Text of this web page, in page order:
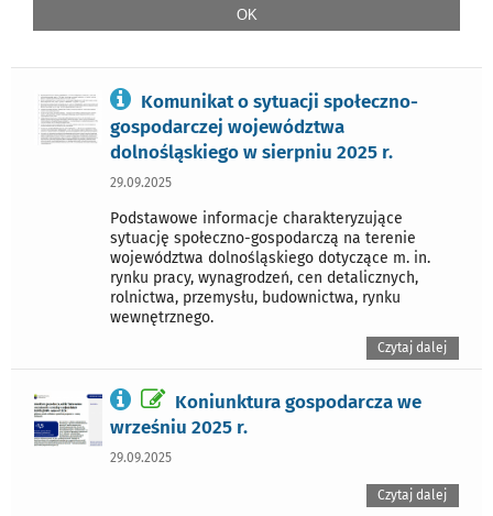
Komunikat o sytuacji społeczno-
gospodarczej województwa
dolnośląskiego w sierpniu 2025 r.
29.09.2025
Podstawowe informacje charakteryzujące
sytuację społeczno-gospodarczą na terenie
województwa dolnośląskiego dotyczące m. in.
rynku pracy, wynagrodzeń, cen detalicznych,
rolnictwa, przemysłu, budownictwa, rynku
wewnętrznego.
Czytaj dalej
Koniunktura gospodarcza we
wrześniu 2025 r.
29.09.2025
Czytaj dalej